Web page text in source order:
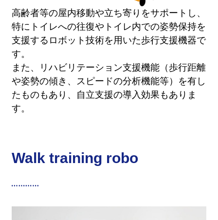
高齢者等の屋内移動や立ち寄りをサポートし、
特にトイレへの往復やトイレ内での姿勢保持を
支援するロボット技術を用いた歩行支援機器で
す。
また、リハビリテーション支援機能（歩行距離
や姿勢の傾き、スピードの分析機能等）を有し
たものもあり、自立支援の導入効果もありま
す。
Walk training robo